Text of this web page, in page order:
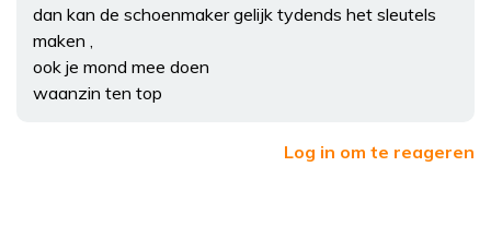
dan kan de schoenmaker gelijk tydends het sleutels
maken ,
ook je mond mee doen
waanzin ten top
Log in om te reageren